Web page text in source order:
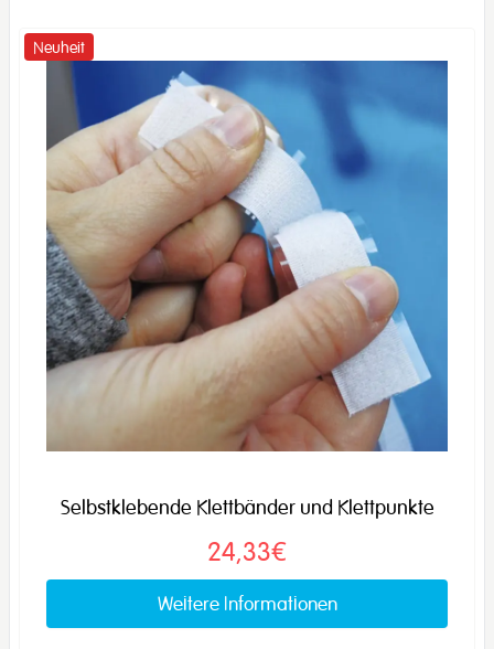
Neuheit
Selbstklebende Klettbänder und Klettpunkte
24,33€
Weitere Informationen